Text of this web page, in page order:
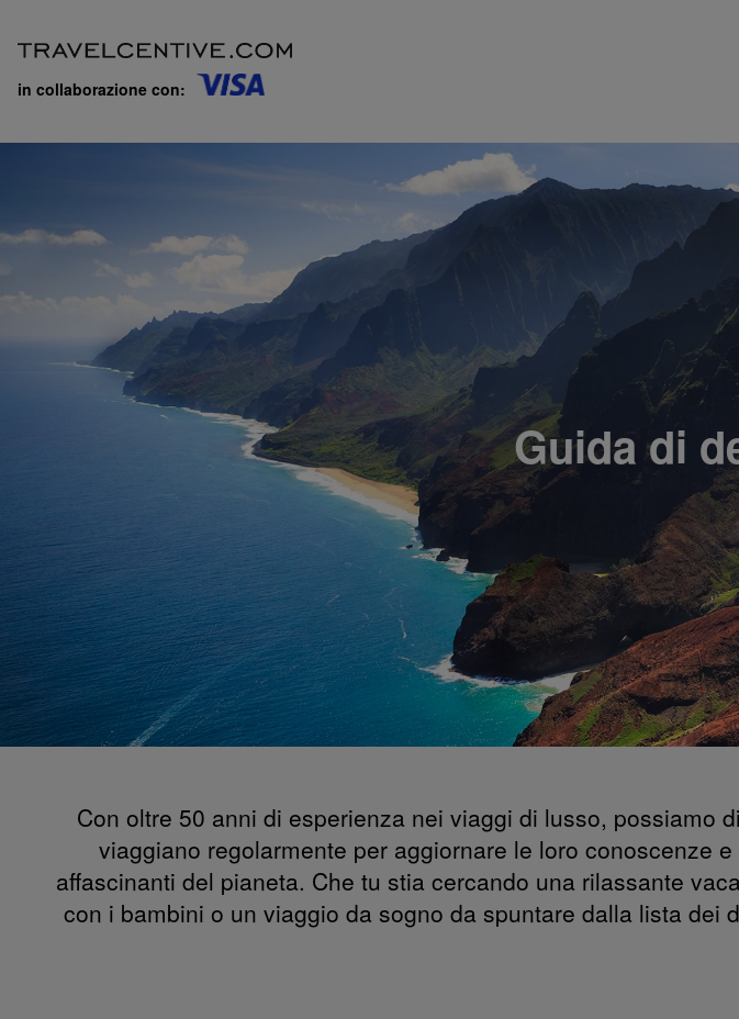
in collaborazione con:
Guida di
Con oltre 50 anni di esperienza nei viaggi di lusso, possiamo
viaggiano regolarmente per aggiornare le loro conoscenze
affascinanti del pianeta. Che tu stia cercando una rilassante
con i bambini o un viaggio da sogno da spuntare dalla lista